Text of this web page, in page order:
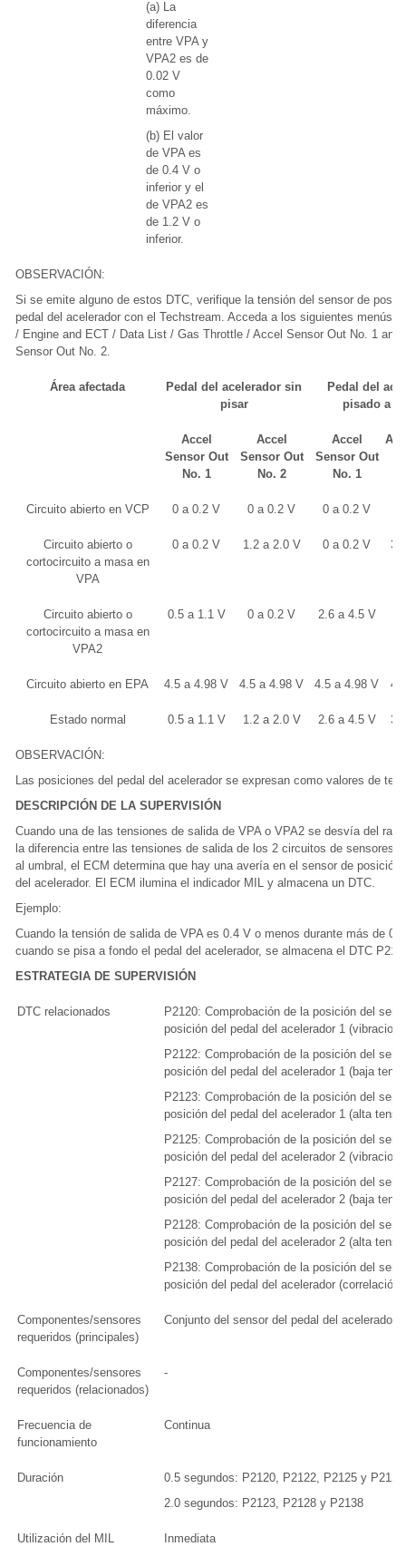
(a) La
diferencia
entre VPA y
VPA2 es de
0.02 V
como
máximo.
(b) El valor
de VPA es
de 0.4 V o
inferior y el
de VPA2 es
de 1.2 V o
inferior.
OBSERVACIÓN:
Si se emite alguno de estos DTC, verifique la tensión del sensor de
pedal del acelerador con el Techstream. Acceda a los siguientes menús:
/ Engine and ECT / Data List / Gas Throttle / Accel Sensor Out No. 1 and
Sensor Out No. 2.
Área afectada
Pedal del acelerador sin
pisar
Pedal del
pisado a
Accel
Sensor Out
No. 1
Accel
Sensor Out
No. 2
Accel
Sensor Out
No. 1
Circuito abierto en VCP 0 a 0.2 V 0 a 0.2 V 0 a 0.2 V
Circuito abierto o
cortocircuito a masa en
VPA
0 a 0.2 V 1.2 a 2.0 V 0 a 0.2 V
Circuito abierto o
cortocircuito a masa en
VPA2
0.5 a 1.1 V 0 a 0.2 V 2.6 a 4.5 V
Circuito abierto en EPA 4.5 a 4.98 V 4.5 a 4.98 V 4.5 a 4.98 V
Estado normal 0.5 a 1.1 V 1.2 a 2.0 V 2.6 a 4.5 V
OBSERVACIÓN:
Las posiciones del pedal del acelerador se expresan como valores de
DESCRIPCIÓN DE LA SUPERVISIÓN
Cuando una de las tensiones de salida de VPA o VPA2 se desvía del
la diferencia entre las tensiones de salida de los 2 circuitos de sensores
al umbral, el ECM determina que hay una avería en el sensor de posición
del acelerador. El ECM ilumina el indicador MIL y almacena un DTC.
Ejemplo:
Cuando la tensión de salida de VPA es 0.4 V o menos durante más de
cuando se pisa a fondo el pedal del acelerador, se almacena el DTC
ESTRATEGIA DE SUPERVISIÓN
DTC relacionados
P2120: Comprobación de la posición del
posición del pedal del acelerador 1
P2122: Comprobación de la posición del
posición del pedal del acelerador 1 (baja
P2123: Comprobación de la posición del
posición del pedal del acelerador 1 (alta
P2125: Comprobación de la posición del
posición del pedal del acelerador 2
P2127: Comprobación de la posición del
posición del pedal del acelerador 2 (baja
P2128: Comprobación de la posición del
posición del pedal del acelerador 2 (alta
P2138: Comprobación de la posición del
posición del pedal del acelerador (correlación)
Componentes/sensores
requeridos (principales)
Conjunto del sensor del pedal del acelerador
Componentes/sensores
requeridos (relacionados)
-
Frecuencia de
funcionamiento
Continua
Duración
0.5 segundos: P2120, P2122, P2125 y P2127
2.0 segundos: P2123, P2128 y P2138
Utilización del MIL Inmediata